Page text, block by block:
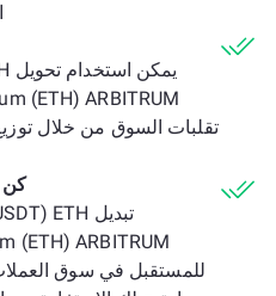
تقلبات السوق من خلال
كن
للمستقبل في سوق